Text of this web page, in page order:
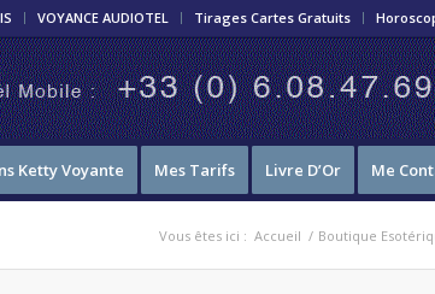
VOYANCE AUDIOTEL Tirages Cartes Gratuits
Ketty Voyante Mes Tarifs Livre D’Or Me
Vous êtes ici : Accueil / Boutique